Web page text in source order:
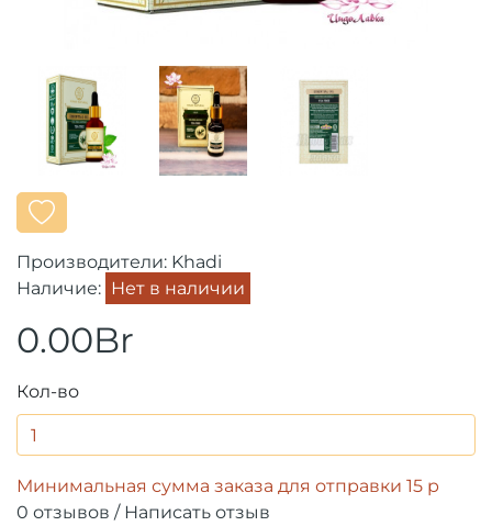
Производители: Khadi
Наличие: Нет в наличии
0.00Br
Кол-во
Минимальная сумма заказа для отправки 15 р
0 отзывов / Написать отзыв